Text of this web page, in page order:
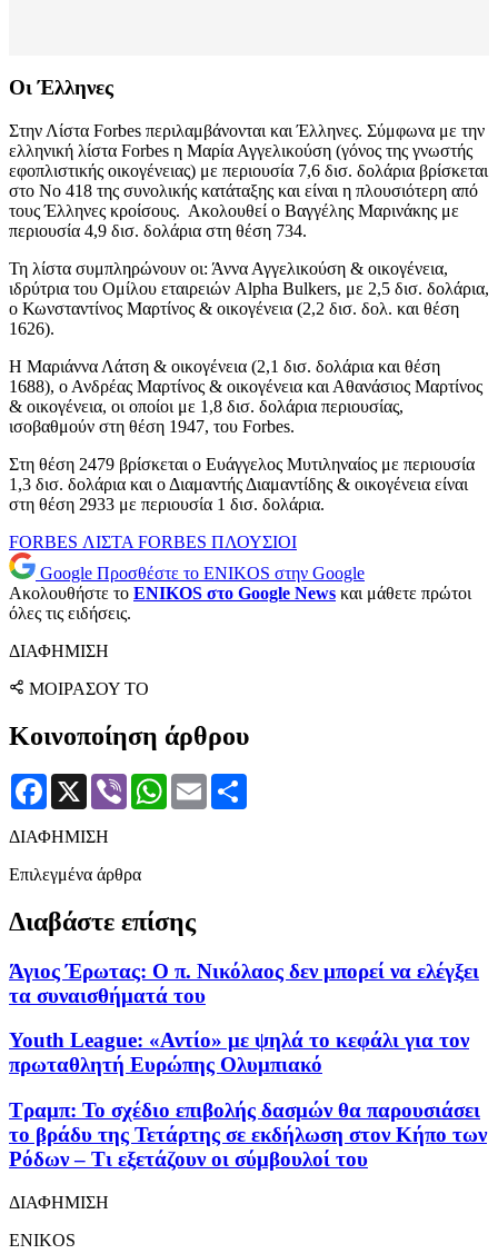
Οι Έλληνες
Στην Λίστα Forbes περιλαμβάνονται και Έλληνες. Σύμφωνα με την
ελληνική λίστα Forbes η Μαρία Αγγελικούση (γόνος της γνωστής
εφοπλιστικής οικογένειας) με περιουσία 7,6 δισ. δολάρια βρίσκεται
στο Νο 418 της συνολικής κατάταξης και είναι η πλουσιότερη από
τους Έλληνες κροίσους. Ακολουθεί ο Βαγγέλης Μαρινάκης με
περιουσία 4,9 δισ. δολάρια στη θέση 734.
Τη λίστα συμπληρώνουν οι: Άννα Αγγελικούση & οικογένεια,
ιδρύτρια του Ομίλου εταιρειών Alpha Bulkers, με 2,5 δισ. δολάρια,
ο Κωνσταντίνος Μαρτίνος & οικογένεια (2,2 δισ. δολ. και θέση
1626).
Η Μαριάννα Λάτση & οικογένεια (2,1 δισ. δολάρια και θέση
1688), ο Ανδρέας Μαρτίνος & οικογένεια και Αθανάσιος Μαρτίνος
& οικογένεια, οι οποίοι με 1,8 δισ. δολάρια περιουσίας,
ισοβαθμούν στη θέση 1947, του Forbes.
Στη θέση 2479 βρίσκεται ο Ευάγγελος Μυτιληναίος με περιουσία
1,3 δισ. δολάρια και ο Διαμαντής Διαμαντίδης & οικογένεια είναι
στη θέση 2933 με περιουσία 1 δισ. δολάρια.
FORBES ΛΙΣΤΑ FORBES ΠΛΟΥΣΙΟΙ
Google Προσθέστε το ENIKOS στην Google
Ακολουθήστε το ENIKOS στο Google News και μάθετε πρώτοι
όλες τις ειδήσεις.
ΔΙΑΦΗΜΙΣΗ
ΜΟΙΡΑΣΟΥ ΤΟ
Κοινοποίηση άρθρου
Facebook
X Viber WhatsApp
Email
ΔΙΑΦΗΜΙΣΗ
Επιλεγμένα άρθρα
Διαβάστε επίσης
Άγιος Έρωτας: Ο π. Νικόλαος δεν μπορεί να ελέγξει
τα συναισθήματά του
Youth League: «Αντίο» με ψηλά το κεφάλι για τον
πρωταθλητή Ευρώπης Ολυμπιακό
Τραμπ: Το σχέδιο επιβολής δασμών θα παρουσιάσει
το βράδυ της Τετάρτης σε εκδήλωση στον Κήπο των
Ρόδων – Τι εξετάζουν οι σύμβουλοί του
ΔΙΑΦΗΜΙΣΗ
ENIKOS